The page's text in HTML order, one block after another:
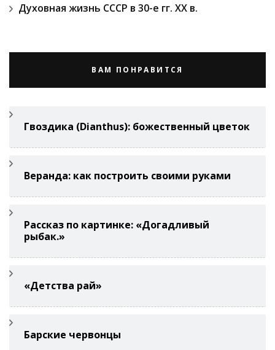
Духовная жизнь СССР в 30-е гг. ХХ в.
ВАМ ПОНРАВИТСЯ
Гвоздикa (Di­anthus): божественный цветок
Веранда: как построить своими руками
Рассказ по картинке: «Догадливый
рыбак.»
«Детства рай»
Барские червонцы